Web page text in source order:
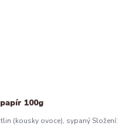
100g
(kousky ovoce), sypaný Složení: